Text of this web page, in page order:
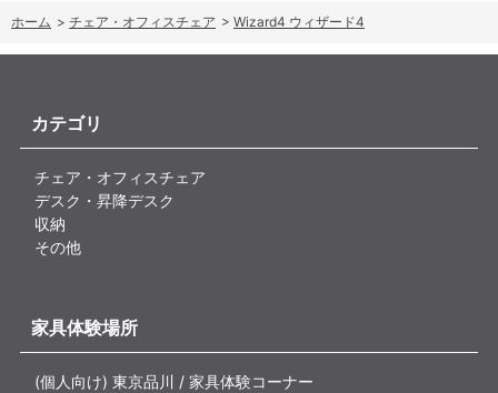
ホーム > チェア・オフィスチェア > Wizard4 ウィザード4
カテゴリ
チェア・オフィスチェア
デスク・昇降デスク
収納
その他
家具体験場所
(個人向け) 東京品川 / 家具体験コーナー